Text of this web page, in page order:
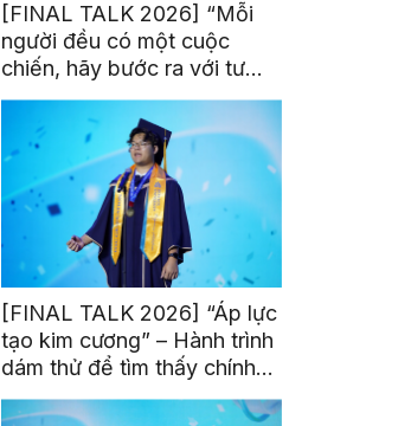
[FINAL TALK 2026] “Mỗi
người đều có một cuộc
chiến, hãy bước ra với tư
thế của người chiến thắng”
[FINAL TALK 2026] “Áp lực
tạo kim cương” – Hành trình
dám thử để tìm thấy chính
mình